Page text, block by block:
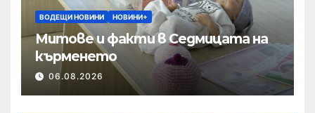
ВОДЕЩИ НОВИНИ НОВИНИ+
Митове и факти в Седмицата на
кърменето
06.08.2026